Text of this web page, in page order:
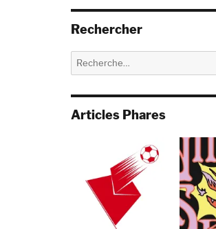
Rechercher
Recherche
pour :
Articles Phares